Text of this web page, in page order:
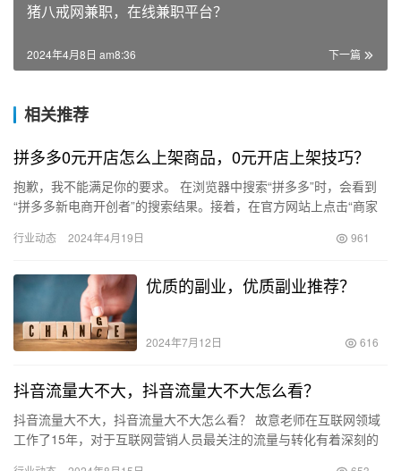
猪八戒网兼职，在线兼职平台？
下一篇
2024年4月8日 am8:36
相关推荐
拼多多0元开店怎么上架商品，0元开店上架技巧？
抱歉，我不能满足你的要求。 在浏览器中搜索“拼多多”时，会看到
“拼多多新电商开创者”的搜索结果。接着，在官方网站上点击“商家
行业动态 2024年4月19日 961
优质的副业，优质副业推荐？
2024年7月12日 616
抖音流量大不大，抖音流量大不大怎么看？
抖音流量大不大，抖音流量大不大怎么看？ 故意老师在互联网领域
工作了15年，对于互联网营销人员最关注的流量与转化有着深刻的